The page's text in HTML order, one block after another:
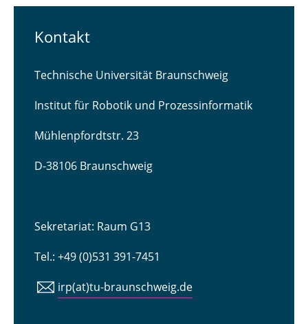
Kontakt
Technische Universität Braunschweig
Institut für Robotik und Prozessinformatik
Mühlenpfordtstr. 23
D-38106 Braunschweig
Sekretariat: Raum G13
Tel.: +49 (0)531 391-7451
irp(at)tu-braunschweig.de